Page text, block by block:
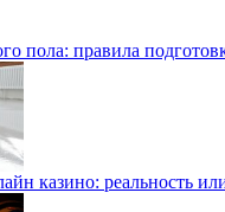
пола: правила
казино: реальность